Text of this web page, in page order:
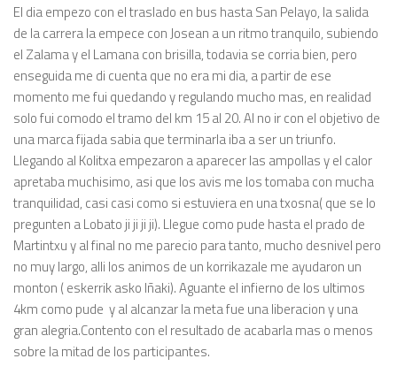
El dia empezo con el traslado en bus hasta San Pelayo, la salida
de la carrera la empece con Josean a un ritmo tranquilo, subiendo
el Zalama y el Lamana con brisilla, todavia se corria bien, pero
enseguida me di cuenta que no era mi dia, a partir de ese
momento me fui quedando y regulando mucho mas, en realidad
solo fui comodo el tramo del km 15 al 20. Al no ir con el objetivo de
una marca fijada sabia que terminarla iba a ser un triunfo.
Llegando al Kolitxa empezaron a aparecer las ampollas y el calor
apretaba muchisimo, asi que los avis me los tomaba con mucha
tranquilidad, casi casi como si estuviera en una txosna( que se lo
pregunten a Lobato ji ji ji ji). Llegue como pude hasta el prado de
Martintxu y al final no me parecio para tanto, mucho desnivel pero
no muy largo, alli los animos de un korrikazale me ayudaron un
monton ( eskerrik asko Iñaki). Aguante el infierno de los ultimos
4km como pude y al alcanzar la meta fue una liberacion y una
gran alegria.Contento con el resultado de acabarla mas o menos
sobre la mitad de los participantes.